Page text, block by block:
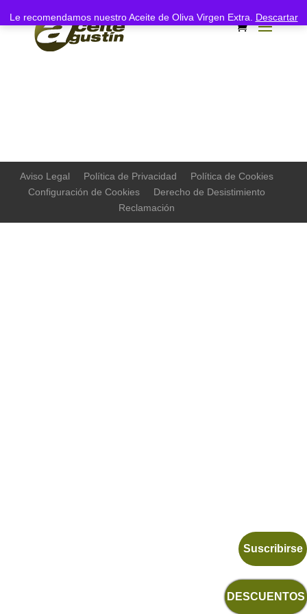
DESCUENTOS
Suscribirse
Le recomendamos nuestro Aceite de Oliva Virgen Extra. Descartar
Aviso Legal Política de Privacidad
Política de Cookies
Configuración de Cookies
Derecho de Desistimiento
Reclamación